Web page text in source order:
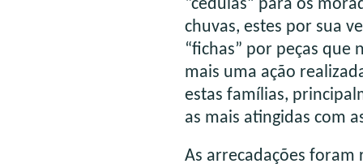
“cédulas” para os
chuvas, estes por sua
“fichas” por peças que
mais uma ação
estas famílias,
as mais atingidas com
As arrecadações